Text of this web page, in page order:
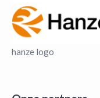
hanze logo